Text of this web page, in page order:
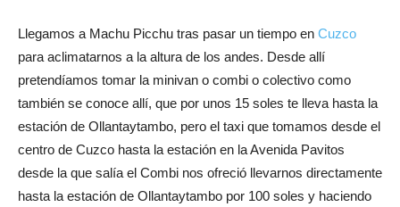
Llegamos a Machu Picchu tras pasar un tiempo en Cuzco
para aclimatarnos a la altura de los andes. Desde allí
pretendíamos tomar la minivan o combi o colectivo como
también se conoce allí, que por unos 15 soles te lleva hasta la
estación de Ollantaytambo, pero el taxi que tomamos desde el
centro de Cuzco hasta la estación en la Avenida Pavitos
desde la que salía el Combi nos ofreció llevarnos directamente
hasta la estación de Ollantaytambo por 100 soles y haciendo